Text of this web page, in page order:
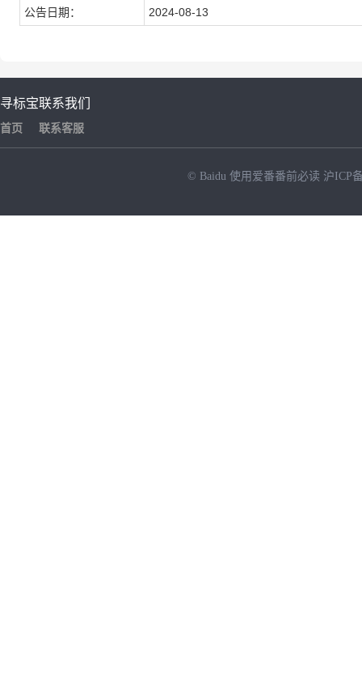
公告日期： 2024-08-13
寻标宝
首页
联系我们
联系客服
© Baidu 使用爱番番前必读 沪ICP